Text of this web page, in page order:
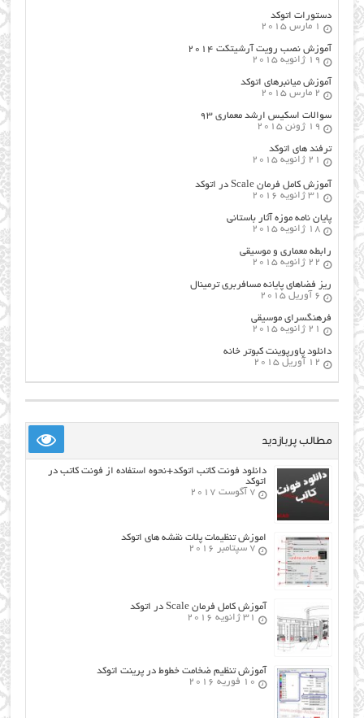
دستورات اتوکد
1 مارس 2015
آموزش نصب رویت آرشیتکت ۲۰۱۴
19 ژانویه 2015
آموزش میانبرهای اتوکد
2 مارس 2015
سوالات اسکیس ارشد معماری ۹۳
19 ژوئن 2015
ترفند های اتوکد
21 ژانویه 2015
آموزش کامل فرمان Scale در اتوکد
31 ژانویه 2016
پایان نامه موزه آثار باستانی
18 ژانویه 2015
رابطه معماری و موسیقی
22 ژانویه 2015
ریز فضاهای پایانه مسافربری ترمینال
6 آوریل 2015
فرهنگسراي موسيقي
21 ژانویه 2015
دانلود پاورپوینت کبوتر خانه
12 آوریل 2015
مطالب پربازدید
دانلود فونت کاتب اتوکد+نحوه استفاده از فونت کاتب در
اتوکد
7 آگوست 2017
اموزش تنظیمات پلات نقشه های اتوکد
7 سپتامبر 2016
آموزش کامل فرمان Scale در اتوکد
31 ژانویه 2016
آموزش تنظیم ضخامت خطوط در پرینت اتوکد
10 فوریه 2016